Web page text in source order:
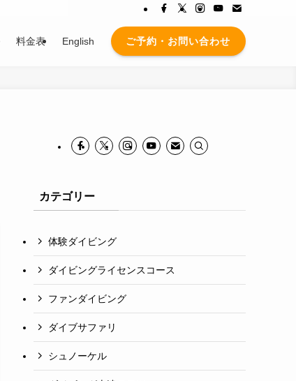
料金表 English ご予約・お問い合わせ
カテゴリー
体験ダイビング
ダイビングライセンスコース
ファンダイビング
ダイブサファリ
シュノーケル